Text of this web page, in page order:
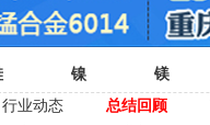
镍 镁
行业动态 总结回顾